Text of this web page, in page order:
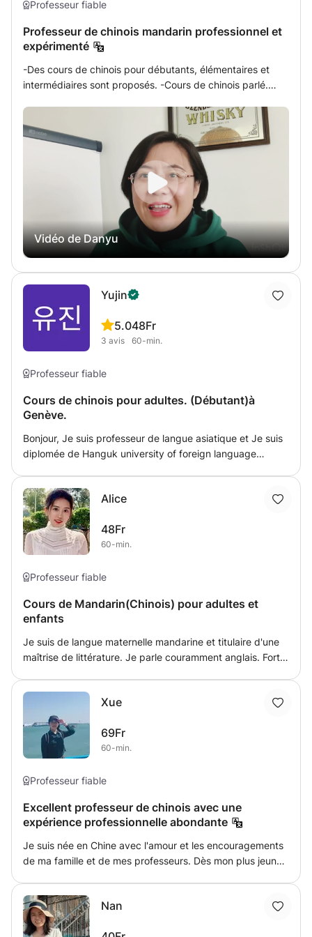
d'expression orale, de lecture et d'écriture, appuyées par
chinoise, des chansons populaires et la culture
traditionnelle pour enrichir votre expérience
d'apprentissage. 🌼 Après les cours : Je vous fournirai de
petits exercices pour vous aider à renforcer ce que vous
pour tirer le meilleur parti de notre temps ensemble. ------
--------- 🌼Embarquons ensemble dans ce voyage pour
découvrir la joie et l'émerveillement de la langue chinoise.
春夏秋冬, 让我们相伴学习 ♥
Professeur fiable
Professeur de chinois mandarin professionnel et
expérimenté
-Des cours de chinois pour débutants, élémentaires et
intermédiaires sont proposés. -Cours de chinois parlé.
combinant exemples, simulations et jeux de rôle pour
atteindre les objectifs pédagogiques. Concevoir du
matériel pédagogique basé sur différents niveaux de
compétence linguistique
Vidéo de Danyu
Yujin
5.0
3 avis
48Fr
60-min.
Professeur fiable
Cours de chinois pour adultes. (Débutant)à
Genève.
Bonjour, Je suis professeur de langue asiatique et Je suis
diplomée de Hanguk university of foreign language
France, en Australie et en Chine), Je vous assure que Je
sais ce qu'est apprendre la langue étrangère et Je peux
vous enseigner le Chinois et la culture aisatique. Je
préparerai le cours en m'accordant à vos besoin.
Alice
48Fr
60-min.
Professeur fiable
Cours de Mandarin(Chinois) pour adultes et
enfants
Je suis de langue maternelle mandarine et titulaire d'une
maîtrise de littérature. Je parle couramment anglais. Fort
caractéristiques des différents étudiants et d'appliquer
différentes méthodes. Je suis titulaire d'un certificat de
mandarin, d'anglais et d'une certification en traduction. Je
peux enseigner la lecture, l'écriture, la compréhension
l'université et réside à Genève. Je suis disponible sur
Xue
69Fr
60-min.
Professeur fiable
Excellent professeur de chinois avec une
expérience professionnelle abondante
Je suis née en Chine avec l'amour et les encouragements
de ma famille et de mes professeurs. Dès mon plus jeune
sur la culture chinoise. Toutes ces belles histoires
traditionnelles m'apprennent comment aimer et respecter
Nan